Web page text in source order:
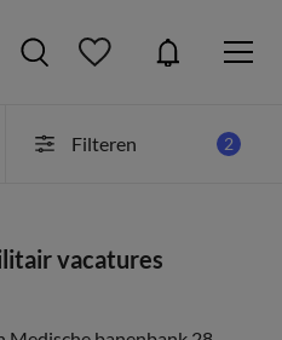
Filteren 2
vacatures